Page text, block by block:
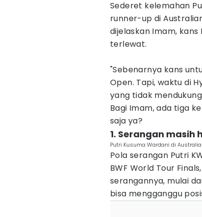
Sederet kelemahan
runner-up di
dijelaskan Imam, kans
terlewat.
"Sebenarnya kans
Open. Tapi, waktu di
yang tidak
Bagi Imam, ada tiga
saja ya?
1. Serangan
Putri Kusuma Wardani di
Pola serangan Putri
BWF World Tour
serangannya, mulai
bisa mengganggu